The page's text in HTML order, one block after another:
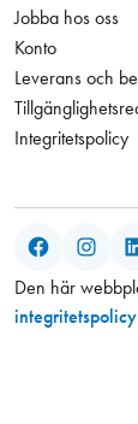
Jobba hos oss
Konto
Leverans och
Integritetspolicy
Den här
integritetspolicy